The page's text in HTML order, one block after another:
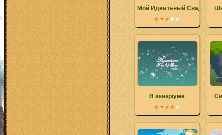
Мой Идеальный Свадебный
В акваріуме